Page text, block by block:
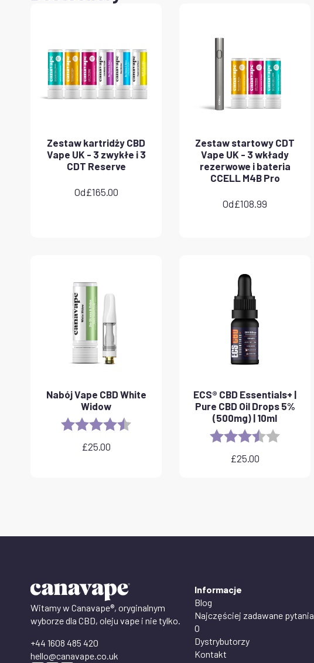
Zestaw kartridży CBD
Vape UK - 3 zwykłe i 3
CDT Reserve
Od£165.00
Zestaw startowy CDT
Vape UK - 3 wkłady
rezerwowe i bateria
CCELL M4B Pro
Od£108.99
Nabój Vape CBD White
Widow
Rating:
£25.00
ECS® CBD Essentials+ |
Pure CBD Oil Drops 5%
(500mg) | 10ml
Rating:
£25.00
Witamy w Canavape®, oryginalnym
wyborze dla CBD, oleju vape i nie tylko.
+44 1608 485 420
hello@canavape.co.uk
Informacje
Blog
Najczęściej zadawane pytania
O
Dystrybutorzy
Kontakt